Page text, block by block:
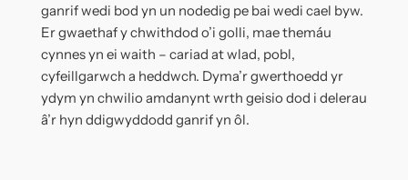
ganrif wedi bod yn un nodedig pe bai wedi cael byw.
Er gwaethaf y chwithdod o’i golli, mae themáu
cynnes yn ei waith – cariad at wlad, pobl,
cyfeillgarwch a heddwch. Dyma’r gwerthoedd yr
ydym yn chwilio amdanynt wrth geisio dod i delerau
â’r hyn ddigwyddodd ganrif yn ôl.